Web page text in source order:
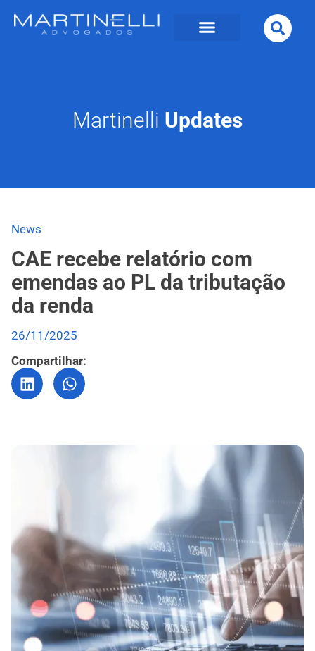
Martinelli Updates
News
CAE recebe relatório com
emendas ao PL da tributação
da renda
26/11/2025
Compartilhar: